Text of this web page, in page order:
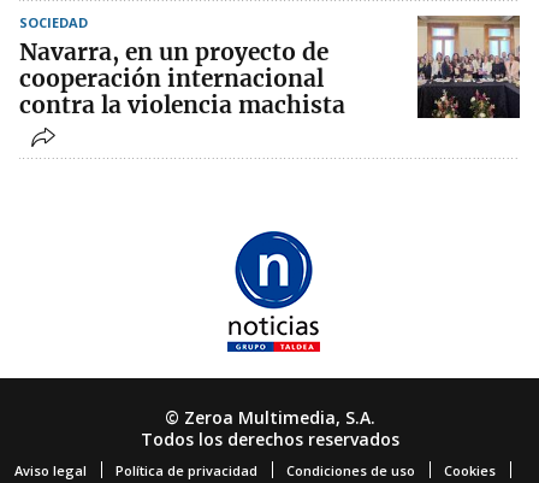
SOCIEDAD
Navarra, en un proyecto de
cooperación internacional
contra la violencia machista
© Zeroa Multimedia, S.A.
Todos los derechos reservados
Aviso legal Política de privacidad Condiciones de uso Cookies